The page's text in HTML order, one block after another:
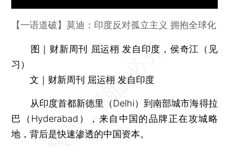
【一语道破】莫迪：印度反对孤立主义 拥抱全球化
图｜财新周刊 屈运栩 发自印度，侯奇江（见
习）
文｜财新周刊 屈运栩 发自印度
从印度首都新德里（Delhi）到南部城市海得拉
巴（Hyderabad），来自中国的品牌正在攻城略
地，背后是快速渗透的中国资本。